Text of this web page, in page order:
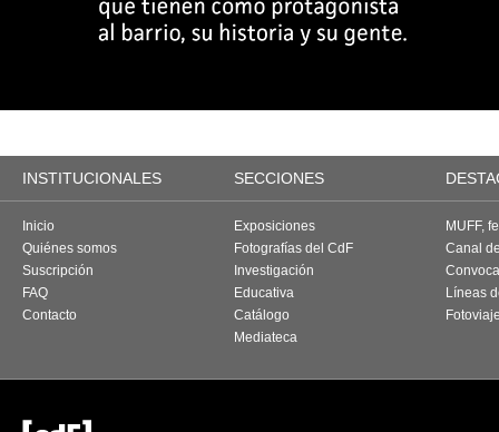
INSTITUCIONALES SECCIONES
Inicio
Quiénes somos
Suscripción
FAQ
Contacto
Exposiciones
Fotografías del CdF
Investigación
Educativa
Catálogo
Mediateca
MUFF,
Canal
Líneas